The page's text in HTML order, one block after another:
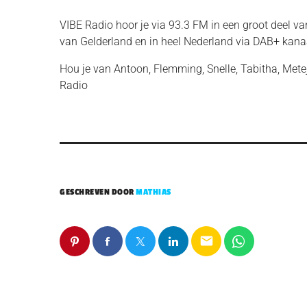
VIBE Radio hoor je via 93.3 FM in een groot deel
van Gelderland en in heel Nederland via DAB+
Hou je van Antoon, Flemming, Snelle, Tabitha,
Radio
GESCHREVEN DOORMATHIAS
email